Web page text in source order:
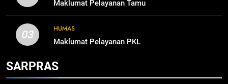
2000
Maklumat Pelayanan Tamu
03
HUMAS
Maklumat Pelayanan PKL
SARPRAS